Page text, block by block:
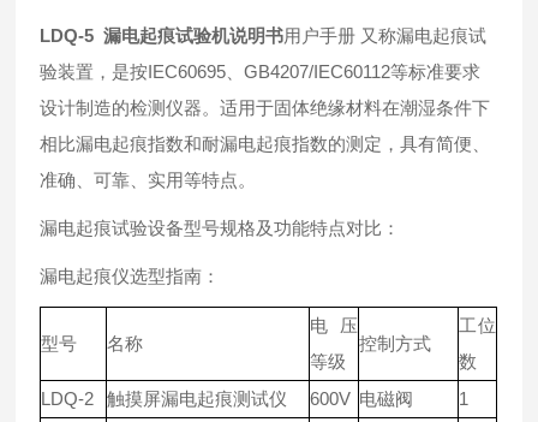
LDQ-5漏电起痕试验机说明书用户手册 又称漏电起痕试
验装置，是按IEC60695、GB4207/IEC60112等标准要求
设计制造的检测仪器。适用于固体绝缘材料在潮湿条件下
相比漏电起痕指数和耐漏电起痕指数的测定，具有简便、
准确、可靠、实用等特点。
漏电起痕试验设备型号规格及功能特点对比：
漏电起痕仪选型指南：
型号 名称
电压
等级
控制方式
工位
数
LDQ-2
触摸屏漏电起痕测试仪 600V 电磁阀 1